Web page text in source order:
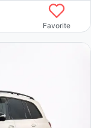
Favorite